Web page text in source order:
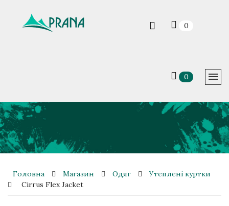
0
0
Головна Магазин Одяг
Утеплені куртки
Cirrus Flex Jacket